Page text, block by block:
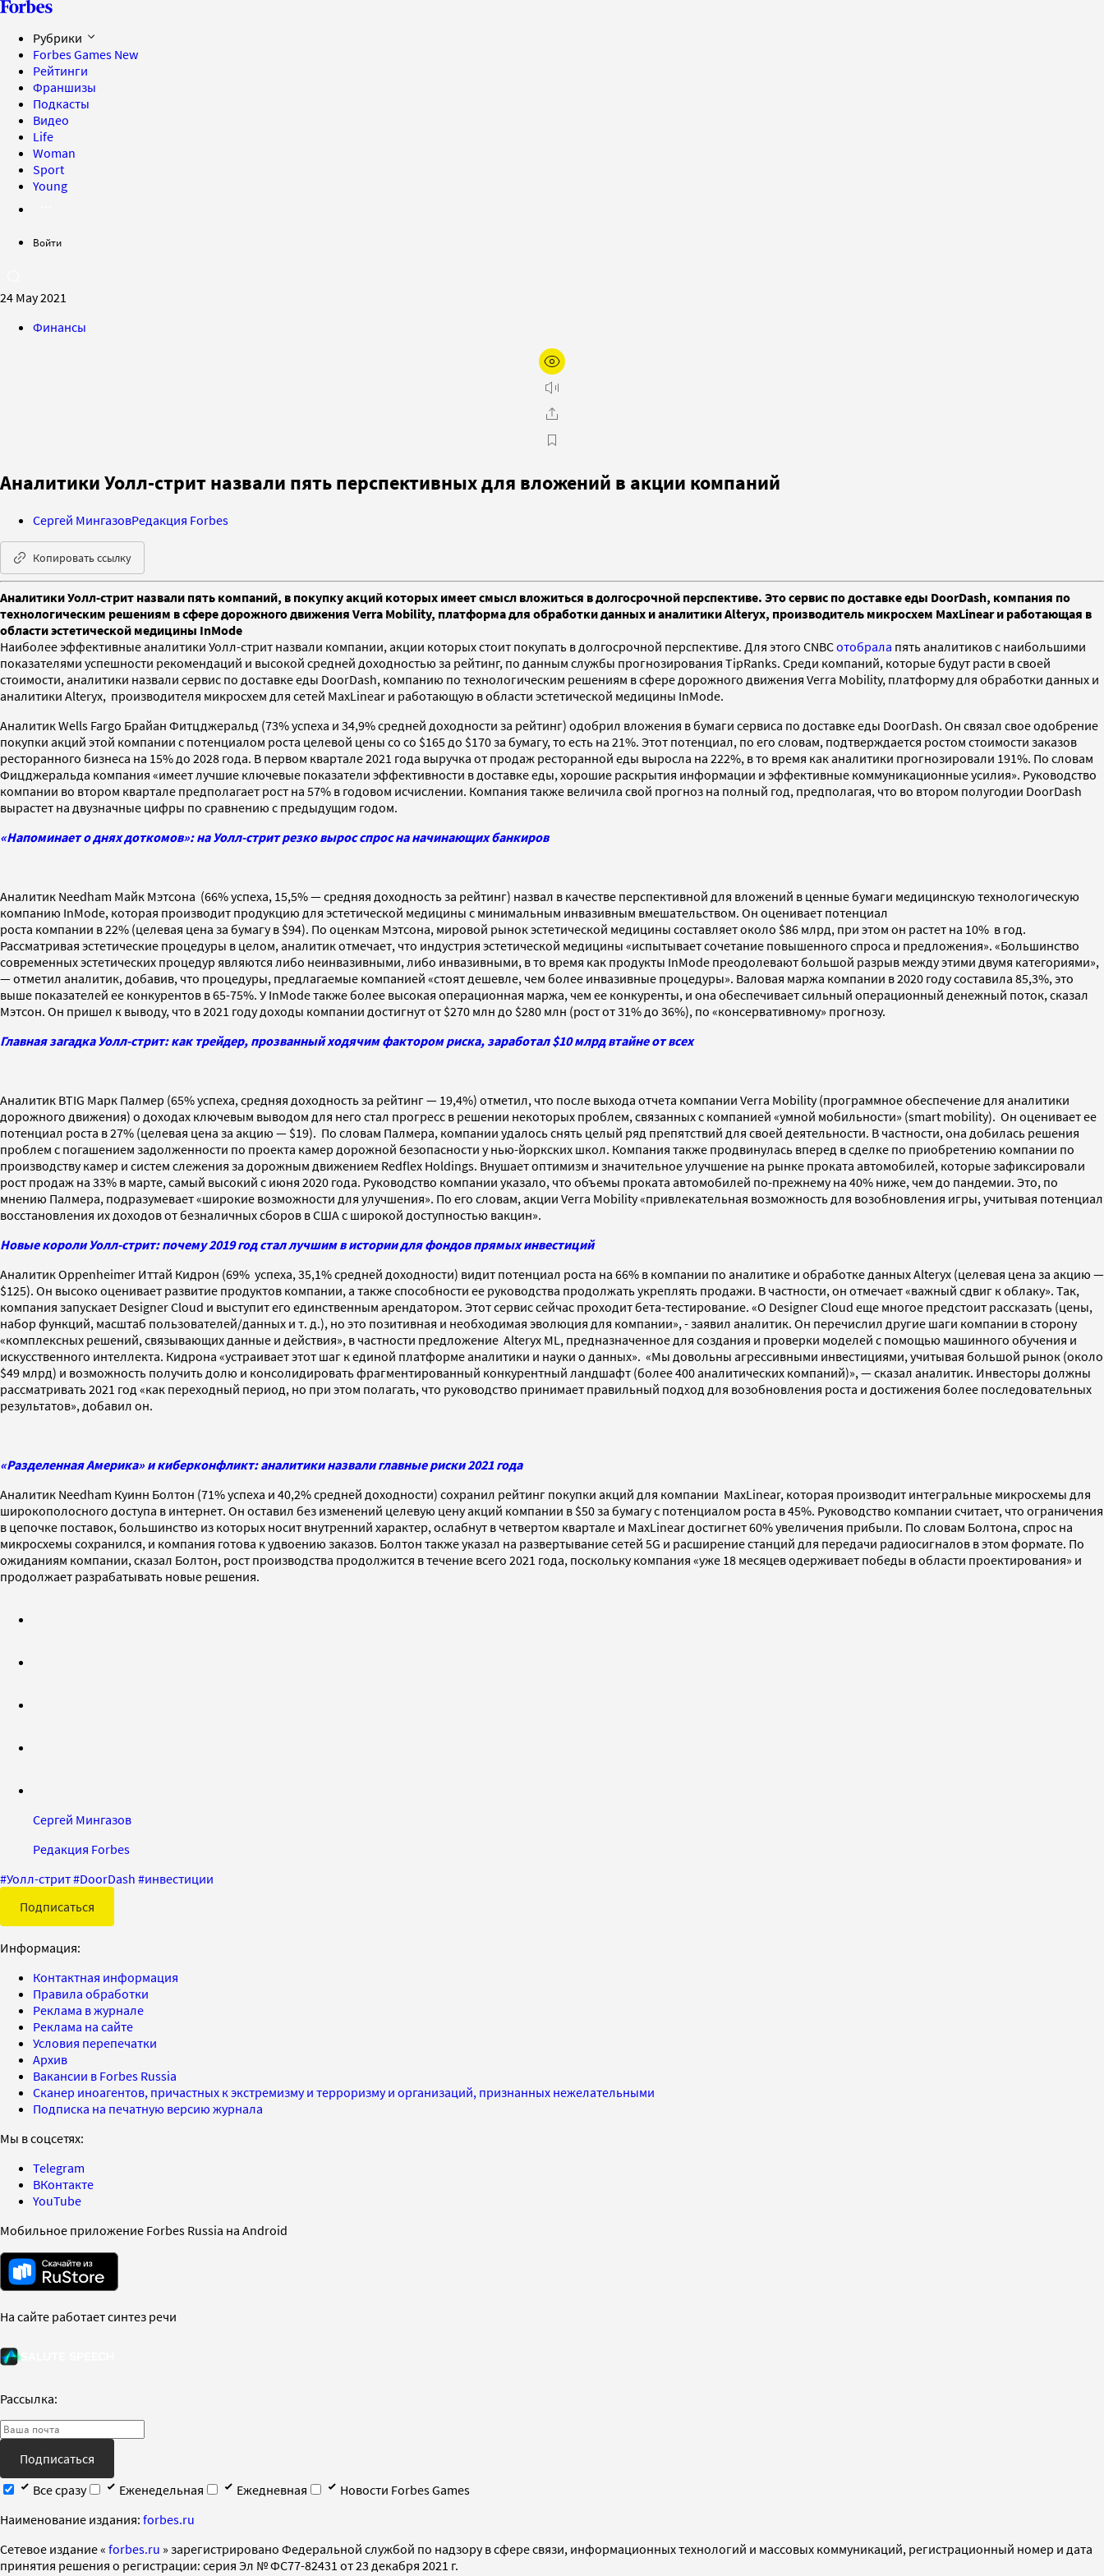
Рубрики
Forbes Games New
Рейтинги
Франшизы
Подкасты
Видео
Life
Woman
Sport
Young
Войти
24 May 2021
Финансы
Аналитики Уолл-стрит назвали пять перспективных для вложений в акции компаний
Сергей МингазовРедакция Forbes
Копировать ссылку
Аналитики Уолл-стрит назвали пять компаний, в покупку акций которых имеет смысл вложиться в долгосрочной перспективе. Это сервис по доставке еды DoorDash, компания по
технологическим решениям в сфере дорожного движения Verra Mobility, платформа для обработки данных и аналитики Alteryx, производитель микросхем MaxLinear и работающая в
области эстетической медицины InMode
Наиболее эффективные аналитики Уолл-стрит назвали компании, акции которых стоит покупать в долгосрочной перспективе. Для этого СNBCотобрала пять аналитиков с наибольшими
показателями успешности рекомендаций и высокой средней доходностью за рейтинг, по данным службы прогнозирования TipRanks. Среди компаний, которые будут расти в своей
стоимости, аналитики назвали сервис по доставке еды DoorDash, компанию по технологическим решениям в сфере дорожного движения Verra Mobility, платформу для обработки данных и
аналитики Alteryx, производителя микросхем для сетей MaxLinear и работающую в области эстетической медицины InMode.
Аналитик Wells Fargo Брайан Фитцджеральд (73% успеха и 34,9% средней доходности за рейтинг) одобрил вложения в бумаги сервиса по доставке еды DoorDash. Он связал свое одобрение
покупки акций этой компании с потенциалом роста целевой цены со со $165 до $170 за бумагу, то есть на 21%. Этот потенциал, по его словам, подтверждается ростом стоимости заказов
ресторанного бизнеса на 15% до 2028 года. В первом квартале 2021 года выручка от продаж ресторанной еды выросла на 222%, в то время как аналитики прогнозировали 191%. По словам
Фицджеральда компания «имеет лучшие ключевые показатели эффективности в доставке еды, хорошие раскрытия информации и эффективные коммуникационные усилия». Руководство
компании во втором квартале предполагает рост на 57% в годовом исчислении. Компания также величила свой прогноз на полный год, предполагая, что во втором полугодии DoorDash
вырастет на двузначные цифры по сравнению с предыдущим годом.
«Напоминает о днях доткомов»: на Уолл-стрит резко вырос спрос на начинающих банкиров
Аналитик Needham Майк Мэтсона (66% успеха, 15,5% — средняя доходность за рейтинг) назвал в качестве перспективной для вложений в ценные бумаги медицинскую технологическую
компанию InMode, которая производит продукцию для эстетической медицины с минимальным инвазивным вмешательством. Он оценивает потенциал
роста компании в 22% (целевая цена за бумагу в $94). По оценкам Мэтсона, мировой рынок эстетической медицины составляет около $86 млрд, при этом он растет на 10% в год.
Рассматривая эстетические процедуры в целом, аналитик отмечает, что индустрия эстетической медицины «испытывает сочетание повышенного спроса и предложения». «Большинство
современных эстетических процедур являются либо неинвазивными, либо инвазивными, в то время как продукты InMode преодолевают большой разрыв между этими двумя категориями»,
— отметил аналитик, добавив, что процедуры, предлагаемые компанией «стоят дешевле, чем более инвазивные процедуры». Валовая маржа компании в 2020 году составила 85,3%, это
выше показателей ее конкурентов в 65-75%. У InMode также более высокая операционная маржа, чем ее конкуренты, и она обеспечивает сильный операционный денежный поток, сказал
Мэтсон. Он пришел к выводу, что в 2021 году доходы компании достигнут от $270 млн до $280 млн (рост от 31% до 36%), по «консервативному» прогнозу.
Главная загадка Уолл-стрит: как трейдер, прозванный ходячим фактором риска, заработал $10 млрд втайне от всех
Аналитик BTIG Марк Палмер (65% успеха, средняя доходность за рейтинг — 19,4%) отметил, что после выхода отчета компании Verra Mobility (программное обеспечение для аналитики
дорожного движения) о доходах ключевым выводом для него стал прогресс в решении некоторых проблем, связанных с компанией «умной мобильности» (smart mobility). Он оценивает ее
потенциал роста в 27% (целевая цена за акцию — $19). По словам Палмера, компании удалось снять целый ряд препятствий для своей деятельности. В частности, она добилась решения
проблем с погашением задолженности по проекта камер дорожной безопасности у нью-йоркских школ. Компания также продвинулась вперед в сделке по приобретению компании по
производству камер и систем слежения за дорожным движением Redflex Holdings. Внушает оптимизм и значительное улучшение на рынке проката автомобилей, которые зафиксировали
рост продаж на 33% в марте, самый высокий с июня 2020 года. Руководство компании указало, что объемы проката автомобилей по-прежнему на 40% ниже, чем до пандемии. Это, по
мнению Палмера, подразумевает «широкие возможности для улучшения». По его словам, акции Verra Mobility «привлекательная возможность для возобновления игры, учитывая потенциал
восстановления их доходов от безналичных сборов в США с широкой доступностью вакцин».
Новые короли Уолл-стрит: почему 2019 год стал лучшим в истории для фондов прямых инвестиций
Аналитик Oppenheimer Иттай Кидрон (69% успеха, 35,1% средней доходности) видит потенциал роста на 66% в компании по аналитике и обработке данных Alteryx (целевая цена за акцию —
$125). Он высоко оценивает развитие продуктов компании, а также способности ее руководства продолжать укреплять продажи. В частности, он отмечает «важный сдвиг к облаку». Так,
компания запускает Designer Cloud и выступит его единственным арендатором. Этот сервис сейчас проходит бета-тестирование. «О Designer Cloud еще многое предстоит рассказать (цены,
набор функций, масштаб пользователей/данных и т. д.), но это позитивная и необходимая эволюция для компании», - заявил аналитик. Он перечислил другие шаги компании в сторону
«комплексных решений, связывающих данные и действия», в частности предложение Alteryx ML, предназначенное для создания и проверки моделей с помощью машинного обучения и
искусственного интеллекта. Кидрона «устраивает этот шаг к единой платформе аналитики и науки о данных». «Мы довольны агрессивными инвестициями, учитывая большой рынок (около
$49 млрд) и возможность получить долю и консолидировать фрагментированный конкурентный ландшафт (более 400 аналитических компаний)», — сказал аналитик. Инвесторы должны
рассматривать 2021 год «как переходный период, но при этом полагать, что руководство принимает правильный подход для возобновления роста и достижения более последовательных
результатов», добавил он.
«Разделенная Америка» и киберконфликт: аналитики назвали главные риски 2021 года
Аналитик Needham Куинн Болтон (71% успеха и 40,2% средней доходности) сохранил рейтинг покупки акций для компании MaxLinear, которая производит интегральные микросхемы для
широкополосного доступа в интернет. Он оставил без изменений целевую цену акций компании в $50 за бумагу с потенциалом роста в 45%. Руководство компании считает, что ограничения
в цепочке поставок, большинство из которых носит внутренний характер, ослабнут в четвертом квартале и MaxLinear достигнет 60% увеличения прибыли. По словам Болтона, спрос на
микросхемы сохранился, и компания готова к удвоению заказов. Болтон также указал на развертывание сетей 5G и расширение станций для передачи радиосигналов в этом формате. По
ожиданиям компании, сказал Болтон, рост производства продолжится в течение всего 2021 года, поскольку компания «уже 18 месяцев одерживает победы в области проектирования» и
продолжает разрабатывать новые решения.
Сергей Мингазов
Редакция Forbes
#Уолл-стрит#DoorDash #инвестиции
Подписаться
Информация:
Контактная информация
Правила обработки
Реклама в журнале
Реклама на сайте
Условия перепечатки
Архив
Вакансии в Forbes Russia
Сканер иноагентов, причастных к экстремизму и терроризму и организаций, признанных нежелательными
Подписка на печатную версию журнала
Мы в соцсетях:
Telegram
ВКонтакте
YouTube
Мобильное приложение Forbes Russia на Android
На сайте работает синтез речи
Рассылка:
Подписаться
Все сразу
Еженедельная Ежедневная
Новости Forbes Games
Наименование издания: forbes.ru
Cетевое издание « forbes.ru » зарегистрировано Федеральной службой по надзору в сфере связи, информационных технологий и массовых коммуникаций, регистрационный номер и дата
принятия решения о регистрации: серия Эл № ФС77-82431 от 23 декабря 2021 г.